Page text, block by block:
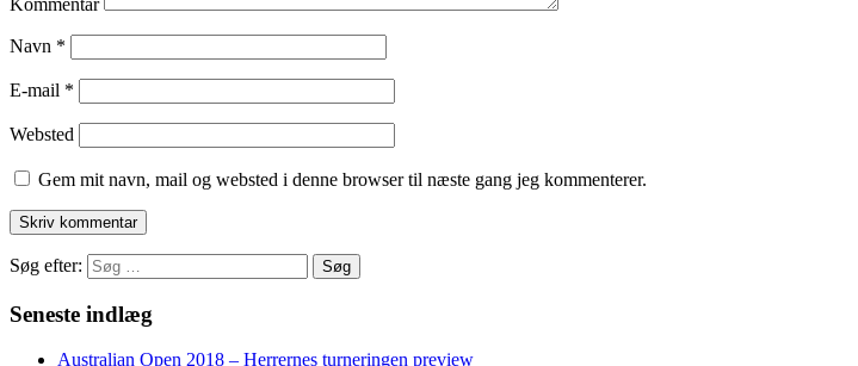
Navn *
E-mail *
Websted
Gem mit navn, mail og websted i denne browser til næste gang jeg kommenterer.
Søg efter:
Seneste indlæg
Australian Open 2018 – Herrernes turneringen preview